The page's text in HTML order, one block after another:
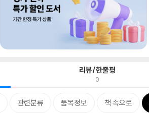
리뷰/한줄평
0
관련분류 품목정보 책 속으로